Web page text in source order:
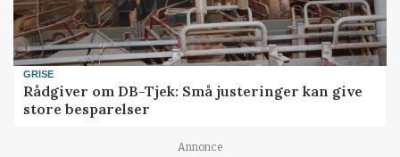
GRISE
Rådgiver om DB-Tjek: Små justeringer kan give
store besparelser
Annonce